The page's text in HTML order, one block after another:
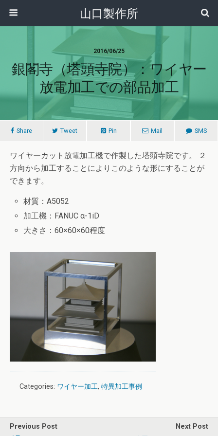
山口製作所
2016/06/25
銀閣寺（塔頭寺院）：ワイヤー
放電加工での部品加工
Share Tweet Pin Mail SMS
ワイヤーカット放電加工機で作製した塔頭寺院です。 ２
方向から加工することによりこのような形にすることが
できます。
材質：A5052
加工機：FANUC α-1iD
大きさ：60×60×60程度
Categories: ワイヤー加工, 特異加工事例
Previous Post
Next Post